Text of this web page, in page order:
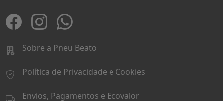
Sobre a Pneu Beato
Política de Privacidade e Cookies
Envios, Pagamentos e Ecovalor